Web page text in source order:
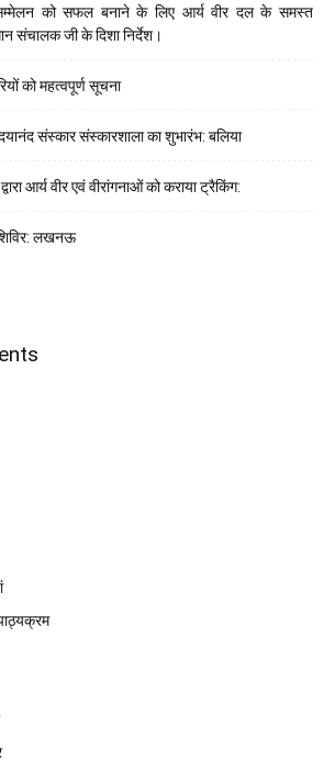
को सफल बनाने के लिए आर्य वीर दल के समस्त
संचालक जी के दिशा निर्देश।
को महत्वपूर्ण सूचना
दयानंद संस्कार संस्कारशाला का शुभारंभ: बलिया
आर्य वीर एवं वीरांगनाओं को कराया ट्रैकिंग:
लखनऊ